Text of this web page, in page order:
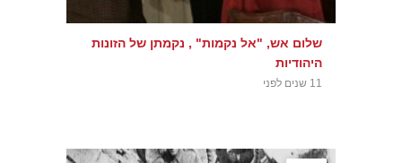
שלום אש, "אל נקמות" , נקמתן של הזונות
היהודיות
11 שנים לפני